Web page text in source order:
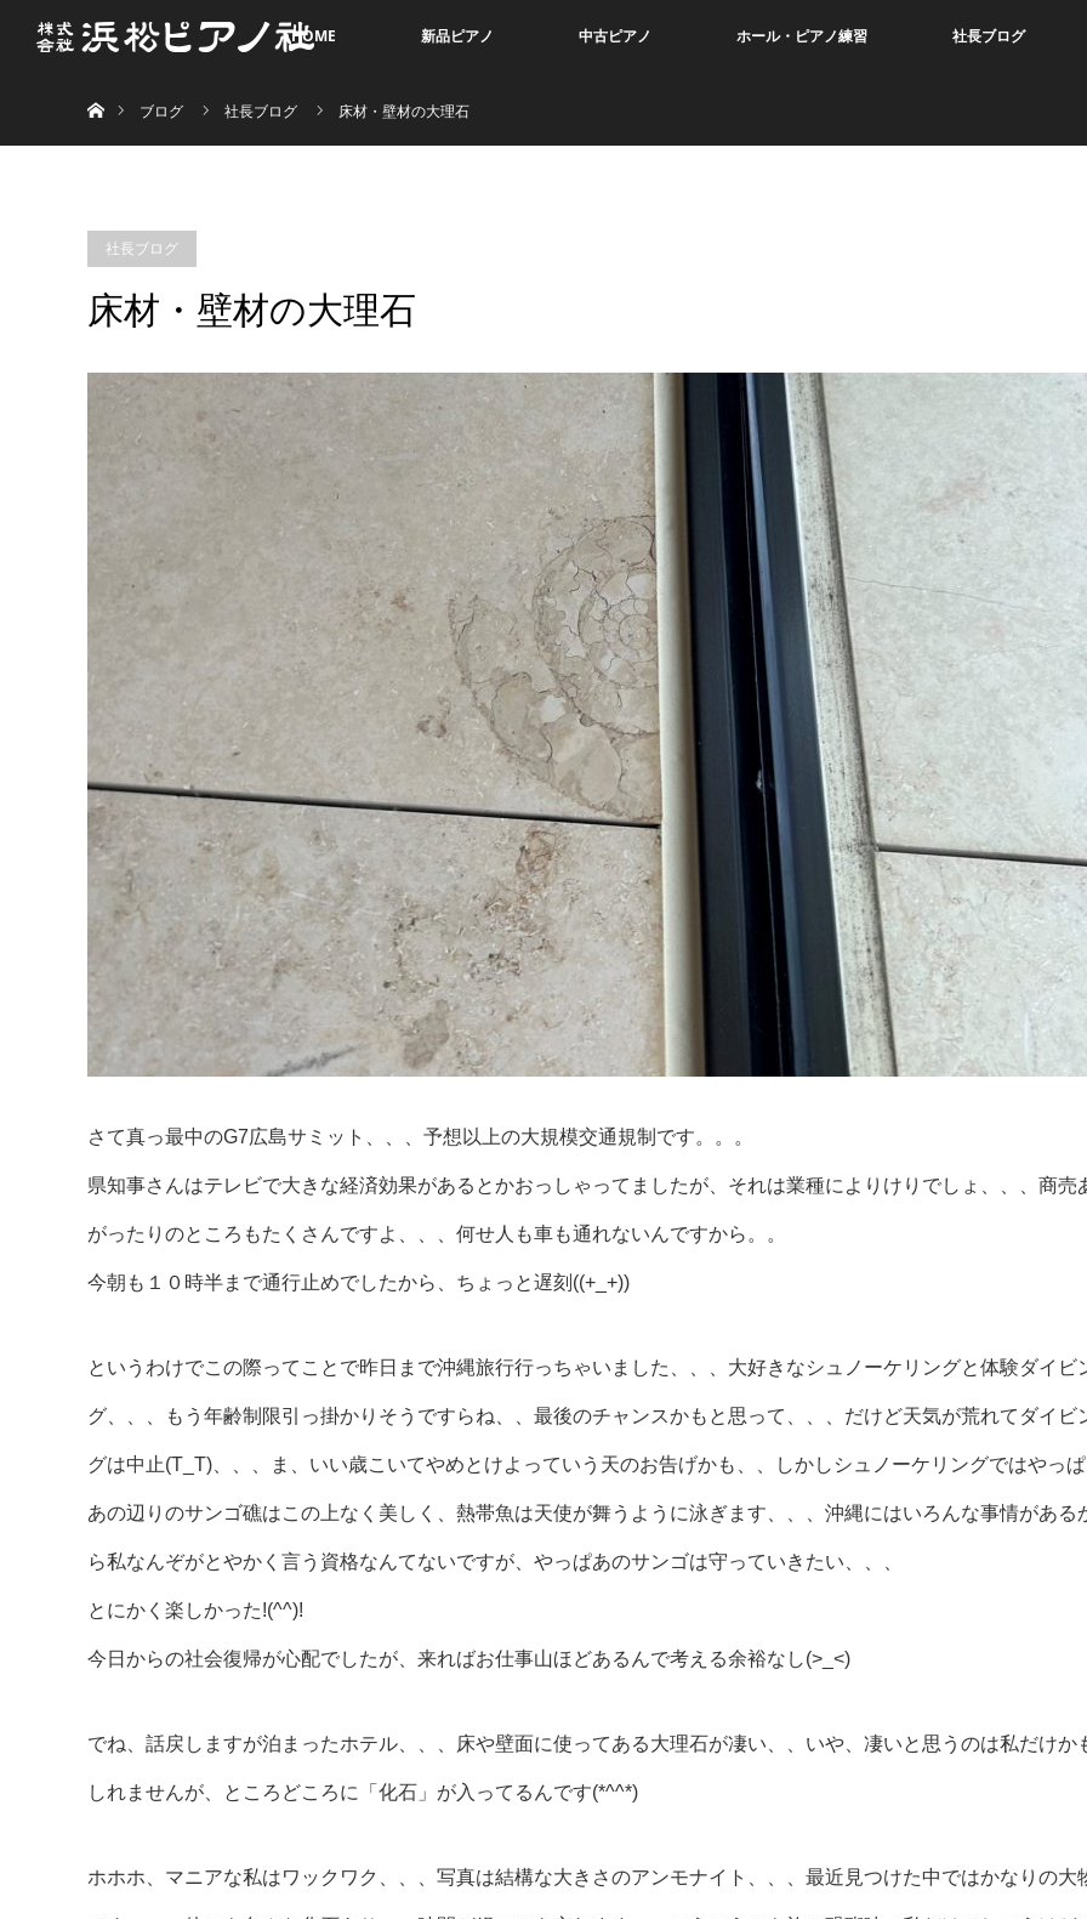
HOME 新品ピアノ 中古ピアノ ホール・ピアノ練習 社長ブログ
ブログ
社長ブログ 床材・壁材の大理石
社長ブログ
床材・壁材の大理石
さて真っ最中のG7広島サミット、、、予想以上の大規模交通規制です。。。
県知事さんはテレビで大きな経済効果があるとかおっしゃってましたが、それは業種によりけりでしょ、、、商売
がったりのところもたくさんですよ、、、何せ人も車も通れないんですから。。
今朝も１０時半まで通行止めでしたから、ちょっと遅刻((+_+))
というわけでこの際ってことで昨日まで沖縄旅行行っちゃいました、、、大好きなシュノーケリングと体験ダイビ
グ、、、もう年齢制限引っ掛かりそうですらね、、最後のチャンスかもと思って、、、だけど天気が荒れてダイビ
グは中止(T_T)、、、ま、いい歳こいてやめとけよっていう天のお告げかも、、しかしシュノーケリングではやっぱ
あの辺りのサンゴ礁はこの上なく美しく、熱帯魚は天使が舞うように泳ぎます、、、沖縄にはいろんな事情がある
ら私なんぞがとやかく言う資格なんてないですが、やっぱあのサンゴは守っていきたい、、、
とにかく楽しかった!(^^)!
今日からの社会復帰が心配でしたが、来ればお仕事山ほどあるんで考える余裕なし(>_<)
でね、話戻しますが泊まったホテル、、、床や壁面に使ってある大理石が凄い、、いや、凄いと思うのは私だけか
しれませんが、ところどころに「化石」が入ってるんです(*^^*)
ホホホ、マニアな私はワックワク、、、写真は結構な大きさのアンモナイト、、、最近見つけた中ではかなりの大